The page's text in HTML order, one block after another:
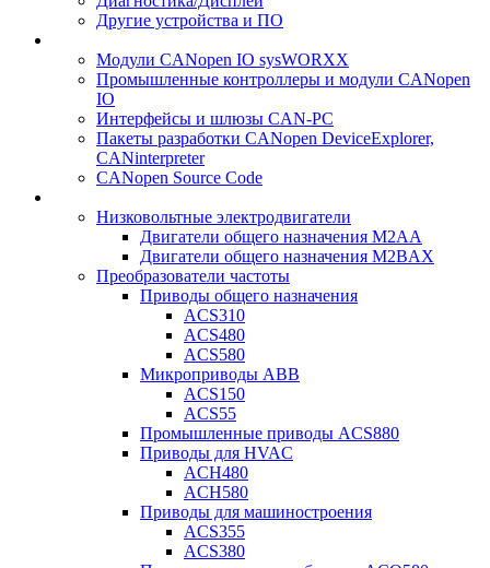
Другие устройства и ПО
Модули CANopen IO sysWORXX
Промышленные контроллеры и модули CANopen
IO
Интерфейсы и шлюзы CAN-PC
Пакеты разработки CANopen DeviceExplorer,
CANinterpreter
CANopen Source Code
Низковольтные электродвигатели
Двигатели общего назначения M2AA
Двигатели общего назначения M2BAX
Преобразователи частоты
Приводы общего назначения
ACS310
ACS480
ACS580
Микроприводы ABB
ACS150
ACS55
Промышленные приводы ACS880
Приводы для HVAC
ACH480
ACH580
Приводы для машиностроения
ACS355
ACS380